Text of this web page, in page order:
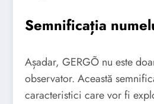
Semnificația
Așadar, GERGÕ nu este
observator. Această
caracteristici care vor fi